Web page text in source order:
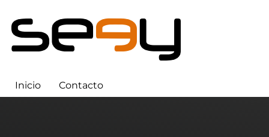
Inicio Contacto